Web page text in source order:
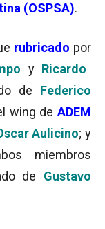
(OSPSA).
rubricado por
y Ricardo
de Federico
wing de ADEM
Aulicino; y
miembros
de Gustavo